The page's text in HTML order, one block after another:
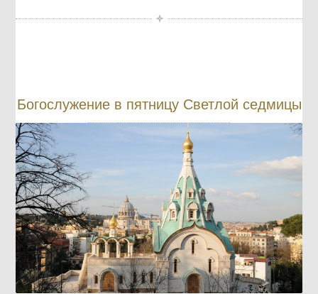
Богослужение в пятницу Светлой седмицы